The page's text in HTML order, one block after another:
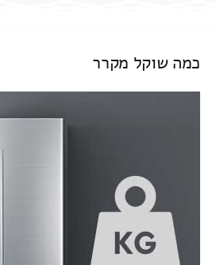
כמה שוקל מקרר